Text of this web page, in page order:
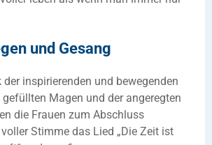
und Gesang
inspirierenden und bewegenden
Magen und der angeregten
die Frauen zum Abschluss
Stimme das Lied „Die Zeit ist